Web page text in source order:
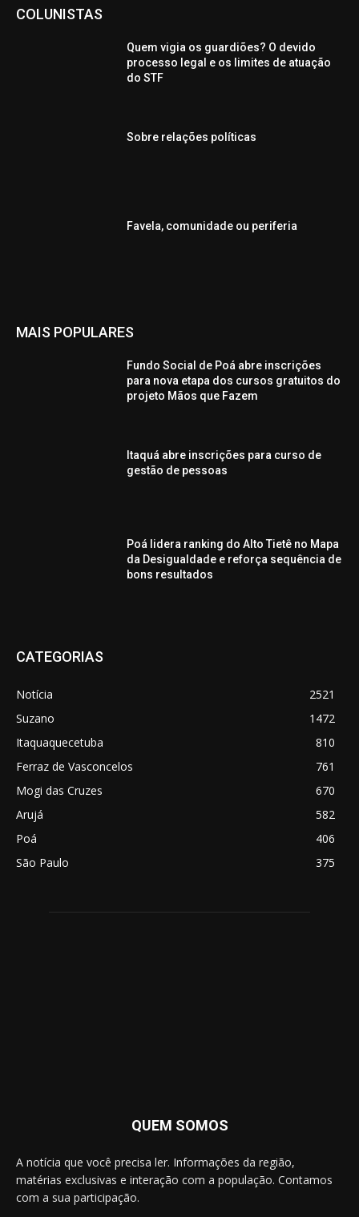
COLUNISTAS
Quem vigia os guardiões? O devido
processo legal e os limites de atuação
do STF
Sobre relações políticas
Favela, comunidade ou periferia
MAIS POPULARES
Fundo Social de Poá abre inscrições
para nova etapa dos cursos gratuitos do
projeto Mãos que Fazem
Itaquá abre inscrições para curso de
gestão de pessoas
Poá lidera ranking do Alto Tietê no Mapa
da Desigualdade e reforça sequência de
bons resultados
CATEGORIAS
Notícia
2521
Suzano
1472
Itaquaquecetuba
810
Ferraz de Vasconcelos
761
Mogi das Cruzes
670
Arujá
582
Poá
406
São Paulo
375
QUEM SOMOS
A notícia que você precisa ler. Informações da região,
matérias exclusivas e interação com a população. Contamos
com a sua participação.